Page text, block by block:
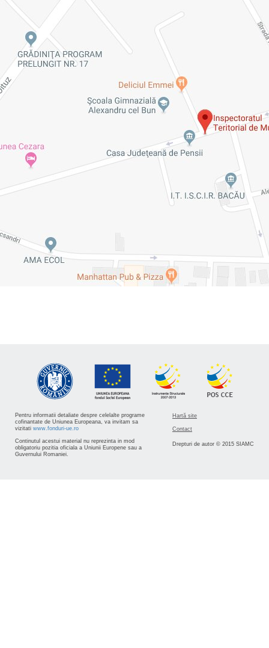
Pentru informatii detaliate despre celelalte programe
cofinantate de Uniunea Europeana, va invitam sa
vizitati www.fonduri-ue.ro
Continutul acestui material nu reprezinta in mod
obligatoriu pozitia oficiala a Uniunii Europene sau a
Guvernului Romaniei.
Hartă site
Contact
Drepturi de autor © 2015 SIAMC